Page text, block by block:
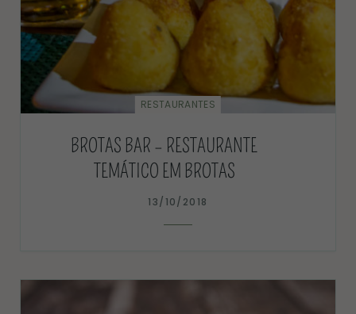
RESTAURANTES
BROTAS BAR – RESTAURANTE
TEMÁTICO EM BROTAS
13/10/2018